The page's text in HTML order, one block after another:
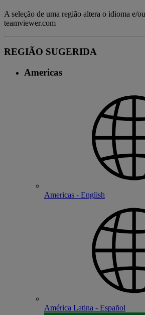
A seleção de uma região altera o idioma e/
teamviewer.com
REGIÃO SUGERIDA
Americas
Americas - English
América Latina - Español